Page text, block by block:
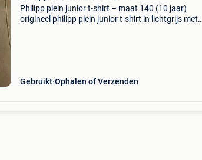
Philipp plein junior t-shirt – maat 140 (10 jaar)
origineel philipp plein junior t-shirt in lichtgrijs met
Gebruikt Ophalen of Verzenden